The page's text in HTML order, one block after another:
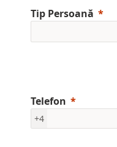
Tip Persoană
Telefon
+4